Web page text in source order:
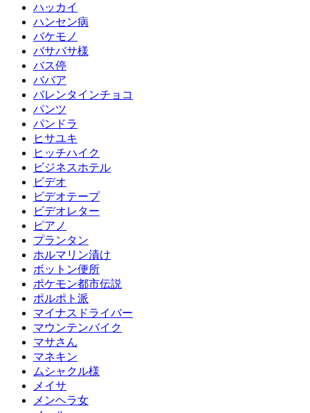
ハッカイ
ハンセン病
バケモノ
バサバサ様
バス停
ババア
バレンタインチョコ
パンツ
パンドラ
ヒサユキ
ヒッチハイク
ビジネスホテル
ビデオ
ビデオテープ
ビデオレター
ピアノ
プランタン
ホルマリン漬け
ボットン便所
ポケモン都市伝説
ポルポト派
マイナスドライバー
マウンテンバイク
マサさん
マネキン
ムシャクル様
メイサ
メンヘラ女